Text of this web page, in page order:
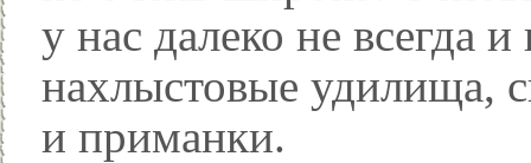
у нас далеко не всегда
нахлыстовые удилища,
и приманки.